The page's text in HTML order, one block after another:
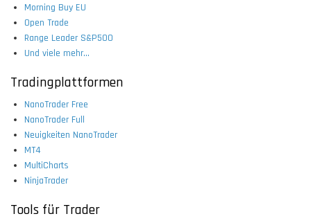
Morning Buy EU
Open Trade
Range Leader S&P500
Und viele mehr...
Tradingplattformen
NanoTrader Free
NanoTrader Full
Neuigkeiten NanoTrader
MT4
MultiCharts
NinjaTrader
Tools für Trader